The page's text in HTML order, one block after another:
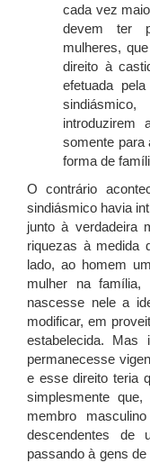
cada vez
devem ter
mulheres,
direito à
efetuada
introduzirem
somente para
forma de
O contrário
sindiásmico havia
junto à verdadeira
riquezas à medida
lado, ao homem
mulher na
nascesse nele a
modificar, em
estabelecida. Mas
permanecesse
e esse direito teria
simplesmente
membro
descendentes de
passando à gens